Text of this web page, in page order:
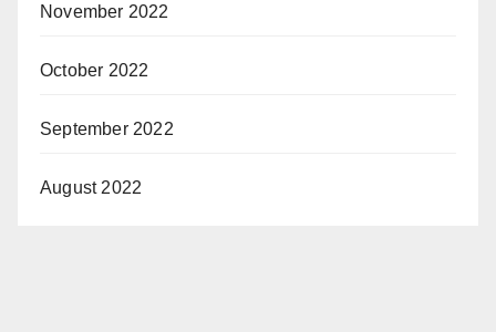
November 2022
October 2022
September 2022
August 2022